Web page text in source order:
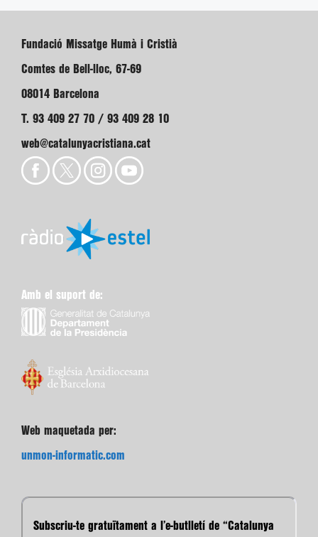
Fundació Missatge Humà i Cristià
Comtes de Bell-lloc, 67-69
08014 Barcelona
T. 93 409 27 70 / 93 409 28 10
web@catalunyacristiana.cat
Amb el suport de:
Web maquetada per:
unmon-informatic.com
Subscriu-te gratuïtament a l’e-butlletí de “Catalunya